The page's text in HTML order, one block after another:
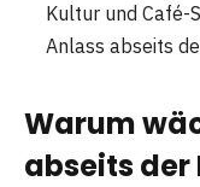
Kultur und Café-
Anlass abseits
Warum
abseits